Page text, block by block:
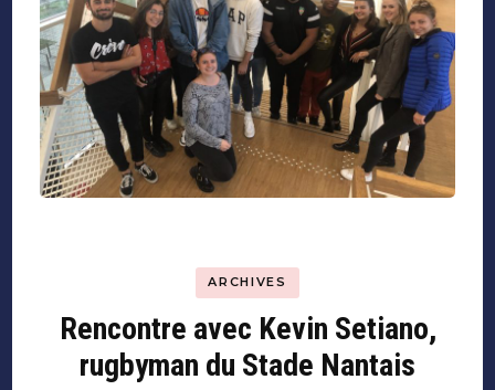
ARCHIVES
Rencontre avec Kevin Setiano,
rugbyman du Stade Nantais